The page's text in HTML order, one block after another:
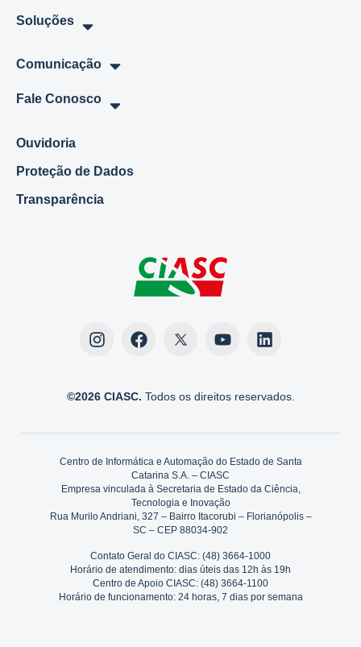
Soluções
Comunicação
Fale Conosco
Ouvidoria
Proteção de Dados
Transparência
©2026 CIASC. Todos os direitos reservados.
Centro de Informática e Automação do Estado de Santa
Catarina S.A. – CIASC
Empresa vinculada à Secretaria de Estado da Ciência,
Tecnologia e Inovação
Rua Murilo Andriani, 327 – Bairro Itacorubi – Florianópolis –
SC – CEP 88034-902
Contato Geral do CIASC: (48) 3664-1000
Horário de atendimento: dias úteis das 12h às 19h
Centro de Apoio CIASC: (48) 3664-1100
Horário de funcionamento: 24 horas, 7 dias por semana